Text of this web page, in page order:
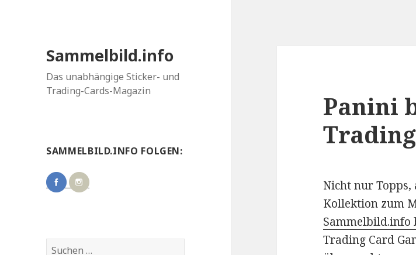
Sammelbild.info
Das unabhängige Sticker- und
Trading-Cards-Magazin
SAMMELBILD.INFO FOLGEN:
Suchen
Panini
Nicht nur Topps,
Kollektion zum
Sammelbild.info
Trading Card